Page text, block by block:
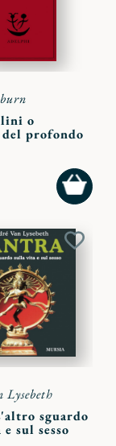
o
profondo
AL
sguardo
sul sesso